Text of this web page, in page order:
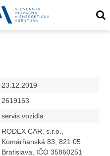
23.12.2019
2619163
servis vozidla
RODEX CAR, s.r.o.,
Komárňanská 83, 821 05
Bratislava, IČO 35860251